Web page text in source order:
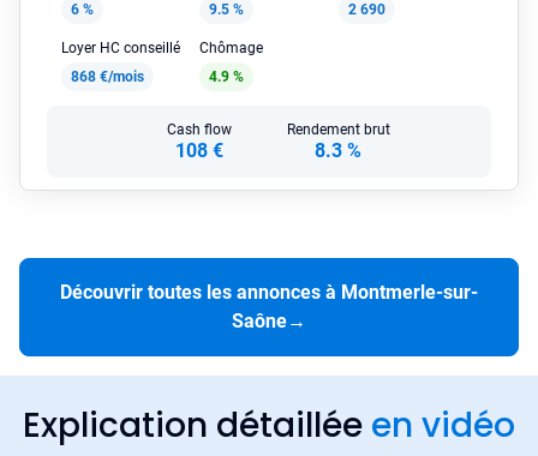
6 %
9.5 %
2 690
Loyer HC conseillé
868 €/mois
Chômage
4.9 %
Cash flow
108 €
Rendement brut
8.3 %
Découvrir toutes les annonces à Montmerle-sur-
Saône→
Explication détaillée en vidéo